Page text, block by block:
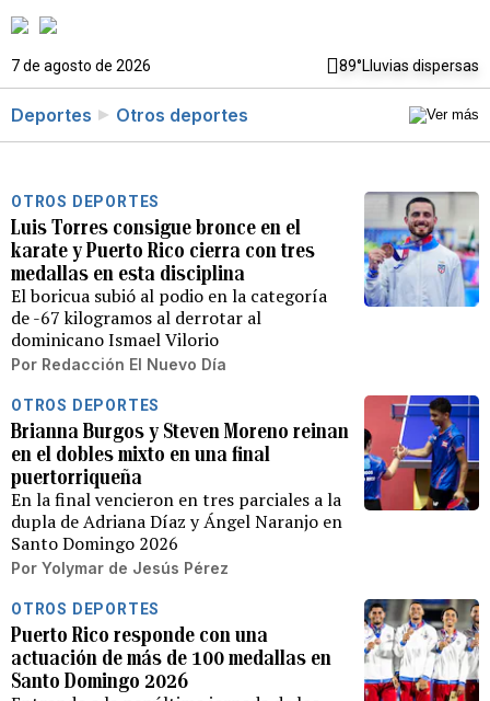
7 de agosto de 2026 89°Lluvias dispersas
Deportes Otros deportes
OTROS DEPORTES
Luis Torres consigue bronce en el
karate y Puerto Rico cierra con tres
medallas en esta disciplina
El boricua subió al podio en la categoría
de -67 kilogramos al derrotar al
dominicano Ismael Vilorio
Por Redacción El Nuevo Día
OTROS DEPORTES
Brianna Burgos y Steven Moreno reinan
en el dobles mixto en una final
puertorriqueña
En la final vencieron en tres parciales a la
dupla de Adriana Díaz y Ángel Naranjo en
Santo Domingo 2026
Por Yolymar de Jesús Pérez
OTROS DEPORTES
Puerto Rico responde con una
actuación de más de 100 medallas en
Santo Domingo 2026